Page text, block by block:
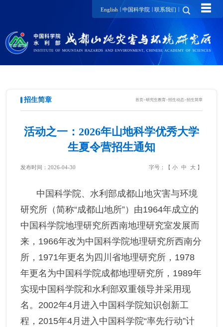
English | 中国科学院 | 联系我们 | ☰
招生简章 首页>研究生教育>招生动态>招生简章
活动之一：2026年山地科学优秀大学
生夏令营招生通知
发布时间：2026-04-30 字号：【 小 中 大】
中国科学院、水利部成都山地灾害与环境
研究所（简称“成都山地所”）由1964年成立的
中国科学院地理研究所西南地理研究室发展而
来，1966年改为中国科学院地理研究所西南分
所，1971年更名为四川省地理研究所，1978
年更名为中国科学院成都地理研究所，1989年
实现中国科学院和水利部双重领导并采用现
名。2002年4月进入中国科学院知识创新工
程，2015年4月进入中国科学院“率先行动”计